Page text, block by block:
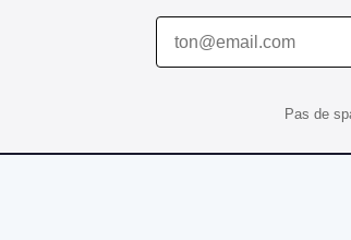
Pas de